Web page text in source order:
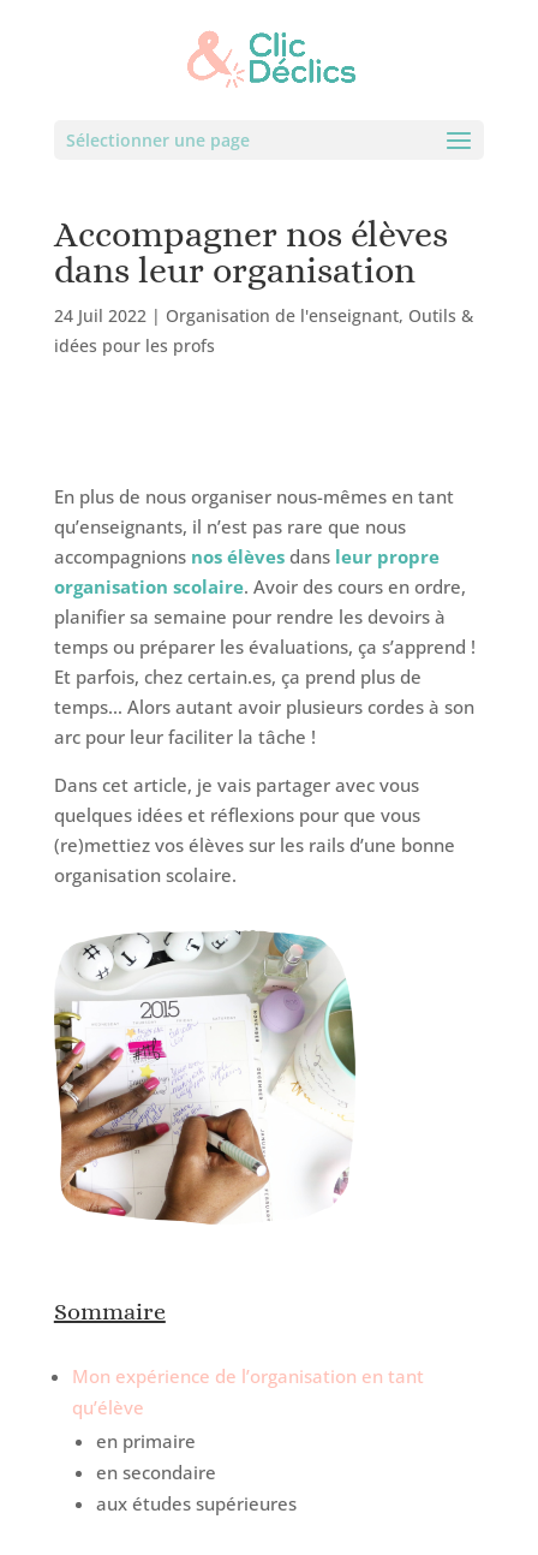
Sélectionner une page
Accompagner nos élèves
dans leur organisation
24 Juil 2022| Organisation de l'enseignant, Outils &
idées pour les profs
En plus de nous organiser nous-mêmes en tant
qu’enseignants, il n’est pas rare que nous
accompagnions nos élèvesdans leur propre
organisation scolaire. Avoir des cours en ordre,
planifier sa semaine pour rendre les devoirs à
temps ou préparer les évaluations, ça s’apprend !
Et parfois, chez certain.es, ça prend plus de
temps… Alors autant avoir plusieurs cordes à son
arc pour leur faciliter la tâche !
Dans cet article, je vais partager avec vous
quelques idées et réflexions pour que vous
(re)mettiez vos élèves sur les rails d’une bonne
organisation scolaire.
Sommaire
Mon expérience de l’organisation en tant
qu’élève
en primaire
en secondaire
aux études supérieures